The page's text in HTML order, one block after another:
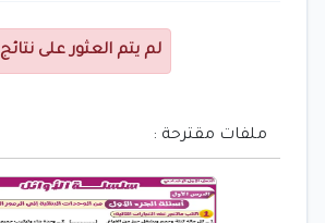
لم يتم العثور على نتائج
ملفات مقترحة :